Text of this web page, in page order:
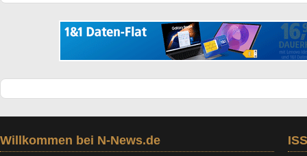
Willkommen bei N-News.de